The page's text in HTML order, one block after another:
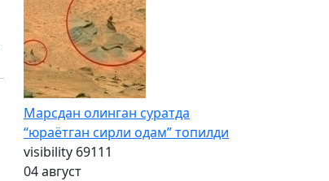
Марсдан олинган суратда
“юраётган сирли одам” топилди
visibility 69111
04 август